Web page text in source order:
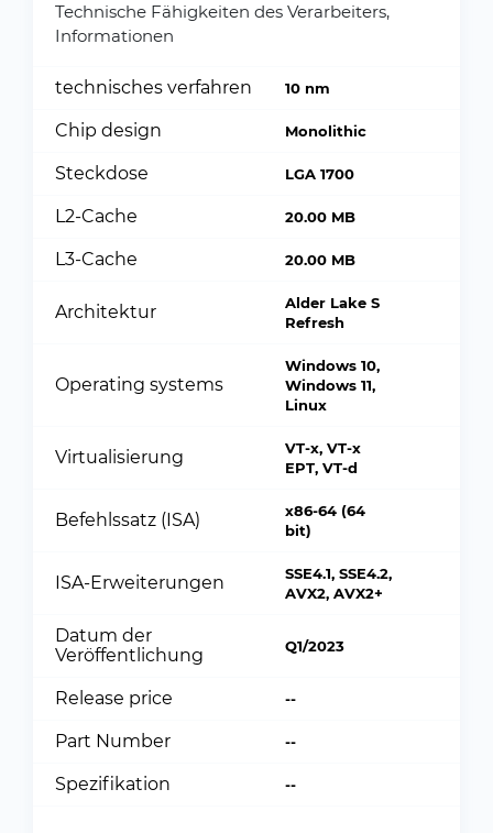
Technische Fähigkeiten des Verarbeiters,
Informationen
technisches verfahren 10 nm
Chip design Monolithic
Steckdose LGA 1700
L2-Cache 20.00 MB
L3-Cache 20.00 MB
Architektur
Alder Lake S
Refresh
Operating systems
Windows 10,
Windows 11,
Linux
Virtualisierung
VT-x, VT-x
EPT, VT-d
Befehlssatz (ISA)
x86-64 (64
bit)
ISA-Erweiterungen
SSE4.1, SSE4.2,
AVX2, AVX2+
Datum der
Veröffentlichung
Q1/2023
Release price --
Part Number --
Spezifikation --